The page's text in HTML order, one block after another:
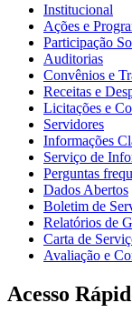
Institucional
Ações e
Participação
Auditorias
Convênios e
Receitas e
Licitações e
Servidores
Informações
Serviço de
Perguntas
Dados Abertos
Boletim de
Relatórios de
Carta de
Avaliação e
Acesso